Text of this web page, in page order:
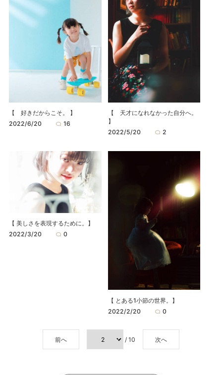
【 好きだからこそ。 】
2022/6/20
16
【 天才になれなかった自分へ。
】
2022/5/20
2
【 美しさを表現するために。】
2022/3/20
0
【 とある1小節の世界。】
2022/2/20
0
前へ / 10 次へ